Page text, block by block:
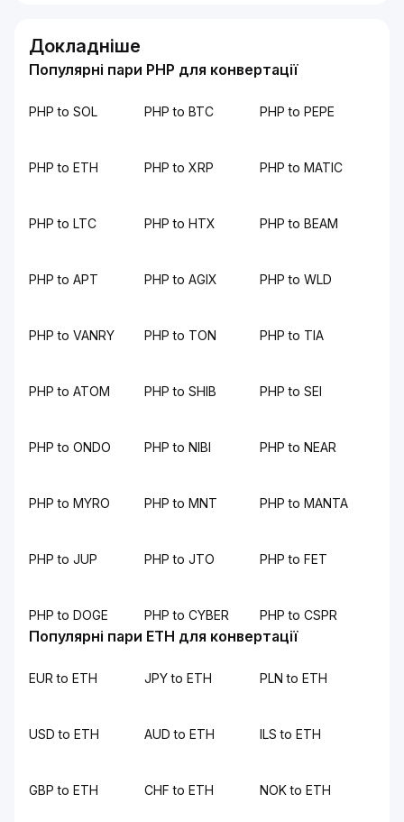
Докладніше
Популярні пари PHP для конвертації
PHP to SOL PHP to BTC PHP to PEPE
PHP to ETH PHP to XRP PHP to MATIC
PHP to LTC PHP to HTX PHP to BEAM
PHP to APT PHP to AGIX PHP to WLD
PHP to VANRY PHP to TON PHP to TIA
PHP to ATOM PHP to SHIB PHP to SEI
PHP to ONDO PHP to NIBI PHP to NEAR
PHP to MYRO PHP to MNT PHP to MANTA
PHP to JUP PHP to JTO PHP to FET
PHP to DOGE PHP to CYBER PHP to CSPR
Популярні пари ETH для конвертації
EUR to ETH JPY to ETH PLN to ETH
USD to ETH AUD to ETH ILS to ETH
GBP to ETH CHF to ETH NOK to ETH